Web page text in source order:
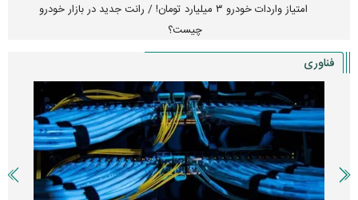
امتیاز واردات خودرو ۳ میلیارد تومان! / رانت جدید در بازار خودرو
چیست؟
فناوری